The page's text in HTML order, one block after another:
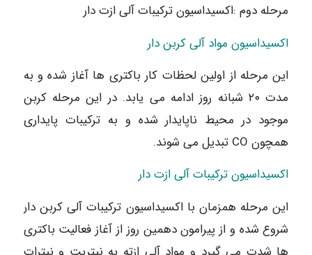
مرحله دوم :اکسیداسیون ترکیبات آلی ازت دار
اکسیداسیون مواد آلی کربن دار
این مرحله از اولین لحظات کار باکتری ها آغاز شده و به
مدت ۲۰ شبانه روز ادامه می یابد. در این مرحله کربن
موجود در محیط ناپایدار شده و به ترکیبات پایداری
همچون CO تبدیل می شوند.
اکسیداسیون ترکیبات آلی ازت دار
این مرحله همزمان با اکسیداسیون ترکیبات آلی کربن دار
شروع شده و از پیرامون دهمین روز از آغاز فعالیت باکتری